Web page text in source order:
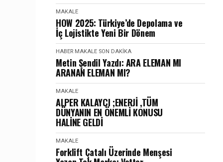
MAKALE
HOW 2025: Türkiye’de Depolama ve
İç Lojistikte Yeni Bir Dönem
HABER MAKALE SON DAKIKA
Metin Şendil Yazdı: ARA ELEMAN MI
ARANAN ELEMAN MI?
MAKALE
ALPER KALAYCI ;ENERJİ ,TÜM
DÜNYANIN EN ÖNEMLİ KONUSU
HALİNE GELDİ
MAKALE
Forklift Çatalı Üzerinde Menşesi